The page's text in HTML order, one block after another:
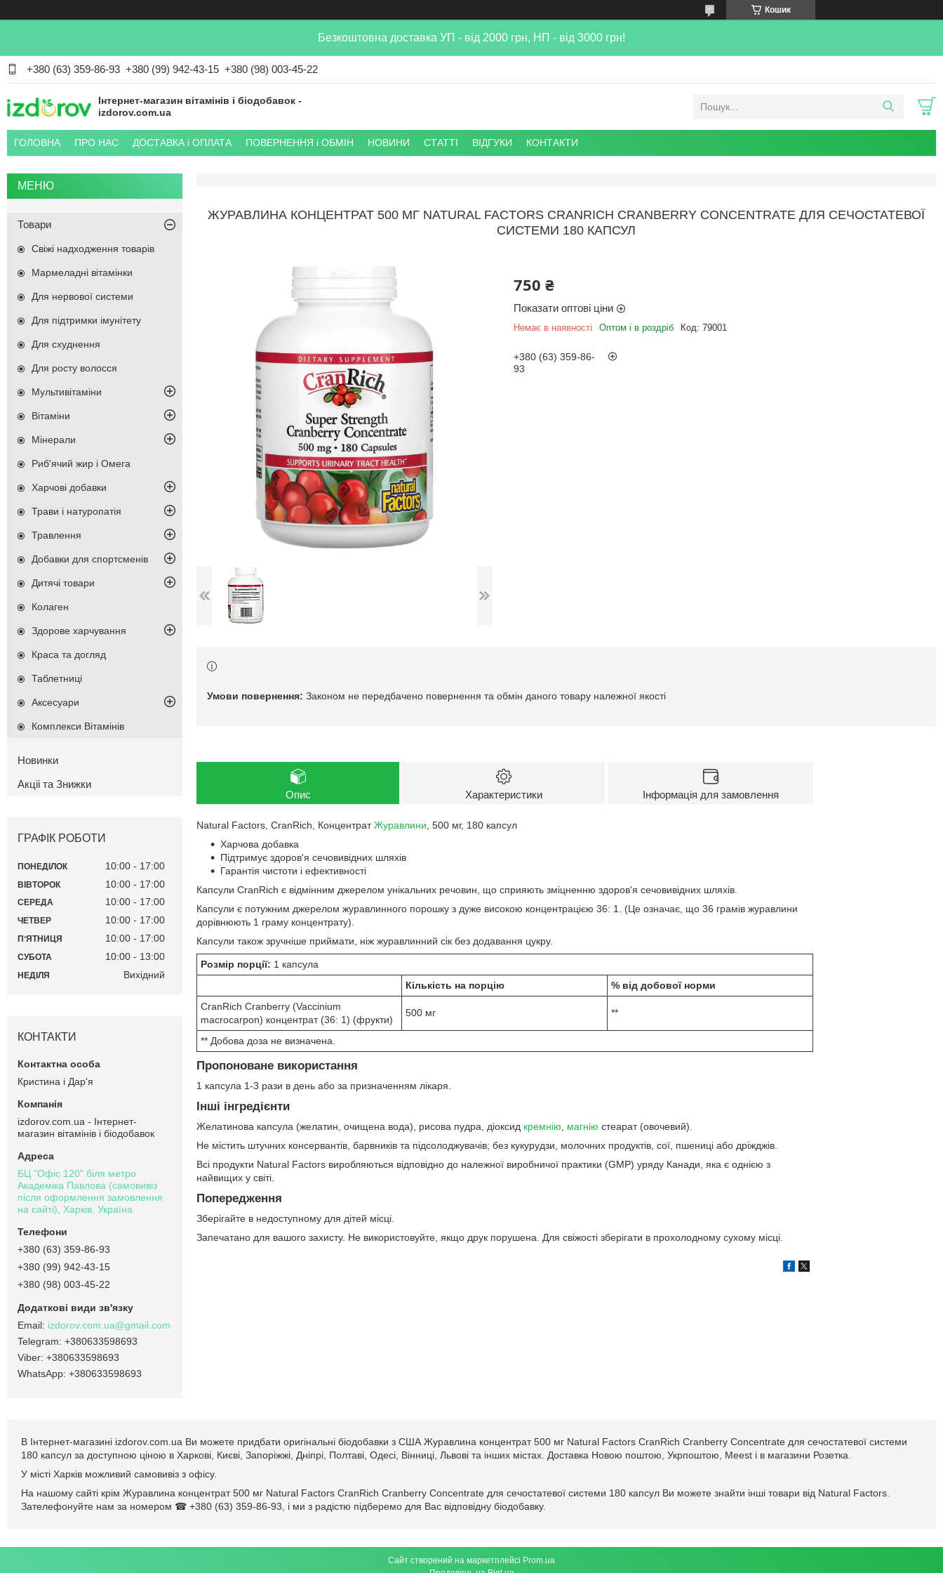
Кошик
Безкоштовна доставка УП - від 2000 грн, НП - від 3000 грн!
+380 (63) 359-86-93 +380 (99) 942-43-15 +380 (98) 003-45-22
Інтернет-магазин вітамінів і біодобавок -
izdorov.com.ua
ГОЛОВНА ПРО НАС ДОСТАВКА і ОПЛАТА ПОВЕРНЕННЯ і ОБМІН НОВИНИ СТАТТІ ВІДГУКИ КОНТАКТИ
ЖУРАВЛИНА КОНЦЕНТРАТ 500 МГ NATURAL FACTORS CRANRICH CRANBERRY CONCENTRATE ДЛЯ СЕЧОСТАТЕВОЇ
СИСТЕМИ 180 КАПСУЛ
750 ₴
Показати оптові ціни
Немає в наявності Оптом і в роздріб Код: 79001
+380 (63) 359-86-
93
Законом не передбачено повернення та обмін даного товару належної якості
Опис Характеристики Інформація для замовлення
Natural Factors, CranRich, КонцентратЖуравлини , 500 мг, 180 капсул
Харчова добавка
Підтримує здоров'я сечовивідних шляхів
Гарантія чистоти і ефективності
Капсули CranRich є відмінним джерелом унікальних речовин, що сприяють зміцненню здоров'я сечовивідних шляхів.
Капсули є потужним джерелом журавлинного порошку з дуже високою концентрацією 36: 1. (Це означає, що 36 грамів журавлини
дорівнюють 1 граму концентрату).
Капсули також зручніше приймати, ніж журавлинний сік без додавання цукру.
Розмір порції: 1 капсула
Кількість на порцію
% від добової норми
CranRich Cranberry (Vaccinium
macrocarpon) концентрат (36: 1) (фрукти)
500 мг **
** Добова доза не визначена.
Пропоноване використання
1 капсула 1-3 рази в день або за призначенням лікаря.
Інші інгредієнти
Желатинова капсула (желатин, очищена вода), рисова пудра, діоксид кремнію магнію стеарат (овочевий).
Не містить штучних консервантів, барвників та підсолоджувачів; без кукурудзи, молочних продуктів, сої, пшениці або дріжджів.
Всі продукти Natural Factors виробляються відповідно до належної виробничої практики (GMP) уряду Канади, яка є однією з
найвищих у світі.
Попередження
Зберігайте в недоступному для дітей місці.
Запечатано для вашого захисту. Не використовуйте, якщо друк порушена. Для свіжості зберігати в прохолодному сухому місці.
Товари
Свіжі надходження товарів
Мармеладні вітамінки
Для нервової системи
Для підтримки імунітету
Для схуднення
Для росту волосся
Мультивітаміни
Вітаміни
Мінерали
Риб'ячий жир і Омега
Харчові добавки
Трави і натуропатія
Травлення
Добавки для спортсменів
Дитячі товари
Колаген
Здорове харчування
Краса та догляд
Таблетниці
Аксесуари
Комплекси Вітамінів
Новинки
Акціі та Знижки
ГРАФІК РОБОТИ
ПОНЕДІЛОК 10:00 17:00
ВІВТОРОК 10:00 17:00
СЕРЕДА 10:00 17:00
ЧЕТВЕР 10:00 17:00
ПʼЯТНИЦЯ 10:00 17:00
СУБОТА 10:00 13:00
НЕДІЛЯ Вихідний
КОНТАКТИ
Кристина і Дар'я
izdorov.com.ua - Інтернет-
магазин вітамінів і біодобавок
БЦ "Офіс 120" біля метро
Академіка Павлова (самовивіз
після оформлення замовлення
на сайті), Харків, Україна
+380 (63) 359-86-93
+380 (99) 942-43-15
+380 (98) 003-45-22
izdorov.com.ua@gmail.com
+380633598693
+380633598693
+380633598693
В Інтернет-магазині izdorov.com.ua Ви можете придбати оригінальні біодобавки з США Журавлина концентрат 500 мг Natural Factors CranRich Cranberry Concentrate для сечостатевої системи
180 капсул за доступною ціною в Харкові, Києві, Запоріжжі, Дніпрі, Полтаві, Одесі, Вінниці, Львові та інших містах. Доставка Новою поштою, Укрпоштою, Meest і в магазини Розетка.
У місті Харків можливий самовивіз з офісу.
На нашому сайті крім Журавлина концентрат 500 мг Natural Factors CranRich Cranberry Concentrate для сечостатевої системи 180 капсул Ви можете знайти інші товари від Natural Factors.
Зателефонуйте нам за номером ☎ +380 (63) 359-86-93, і ми з радістю підберемо для Вас відповідну біодобавку.
Сайт створений на маркетплейсі Prom.ua